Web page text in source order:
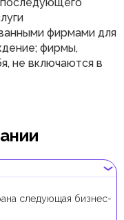
фирмами для
фирмы,
не включаются в
следующая бизнес-